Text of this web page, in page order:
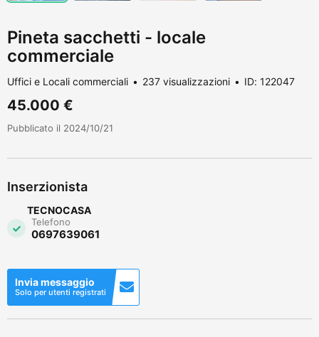
Pineta sacchetti - locale
commerciale
Uffici e Locali commerciali 237 visualizzazioni ID: 122047
45.000 €
Pubblicato il 2024/10/21
Inserzionista
TECNOCASA
Telefono
0697639061
Invia messaggio
Solo per utenti registrati